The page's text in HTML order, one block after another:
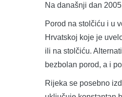
Na današnji dan
Porod na stolčiću i u
Hrvatskoj koje je
ili na stolčiću.
bezbolan porod, a i
Rijeka se posebno